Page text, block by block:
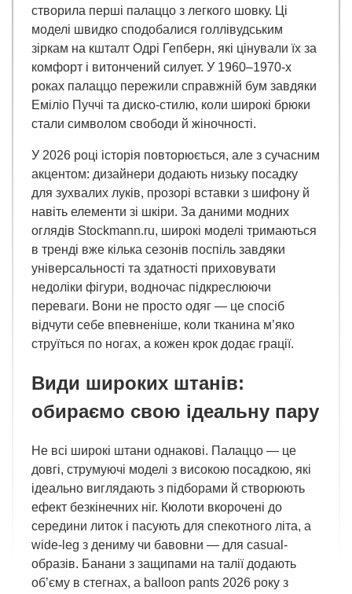
створила перші палаццо з легкого шовку. Ці
моделі швидко сподобалися голлівудським
зіркам на кшталт Одрі Гепберн, які цінували їх за
комфорт і витончений силует. У 1960–1970-х
роках палаццо пережили справжній бум завдяки
Еміліо Пуччі та диско-стилю, коли широкі брюки
стали символом свободи й жіночності.
У 2026 році історія повторюється, але з сучасним
акцентом: дизайнери додають низьку посадку
для зухвалих луків, прозорі вставки з шифону й
навіть елементи зі шкіри. За даними модних
оглядів Stockmann.ru, широкі моделі тримаються
в тренді вже кілька сезонів поспіль завдяки
універсальності та здатності приховувати
недоліки фігури, водночас підкреслюючи
переваги. Вони не просто одяг — це спосіб
відчути себе впевненіше, коли тканина м’яко
струїться по ногах, а кожен крок додає грації.
Види широких штанів:
обираємо свою ідеальну пару
Не всі широкі штани однакові. Палаццо — це
довгі, струмуючі моделі з високою посадкою, які
ідеально виглядають з підборами й створюють
ефект безкінечних ніг. Кюлоти вкорочені до
середини литок і пасують для спекотного літа, а
wide-leg з дениму чи бавовни — для casual-
образів. Банани з защипами на талії додають
об’єму в стегнах, а balloon pants 2026 року з